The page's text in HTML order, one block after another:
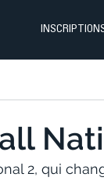
2, qui